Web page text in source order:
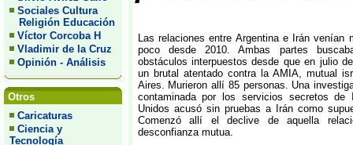
Sociales Cultura
Religión Educación
Víctor Corcoba H
Vladimir de la Cruz
Opinión - Análisis
Otros
Caricaturas
Ciencia y
Tecnología
Las relaciones entre Argentina e Irán venían
poco desde 2010. Ambas partes
obstáculos interpuestos desde que en julio
un brutal atentado contra la AMIA, mutual
Aires. Murieron allí 85 personas. Una
contaminada por los servicios secretos de
Unidos acusó sin pruebas a Irán como
Comenzó allí el declive de aquella
desconfianza mutua.